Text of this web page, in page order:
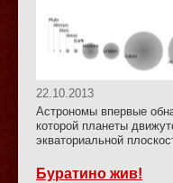
22.10.2013
Астрономы впервые
которой планеты
экваториальной
Буратино жив!